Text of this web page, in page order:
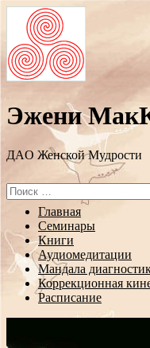
Эжени
ДAO Женской Мудрости
Search
for:
Перейти
содержанию
Главная
Семинары
Книги
Аудиомедитации
Мандала
Коррекционная
Расписание